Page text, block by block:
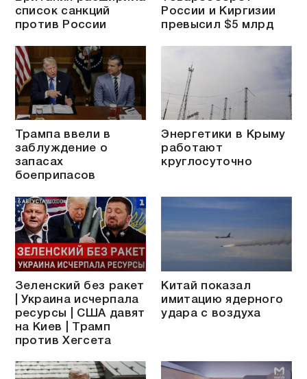
список санкций
против России
России и Киргизии
превысил $5 млрд
Трампа ввели в
заблуждение о
запасах
боеприпасов
Энергетики в Крыму
работают
круглосуточно
Зеленский без ракет
| Украина исчерпала
ресурсы | США давят
на Киев | Трамп
против Хегсета
Китай показал
имитацию ядерного
удара с воздуха